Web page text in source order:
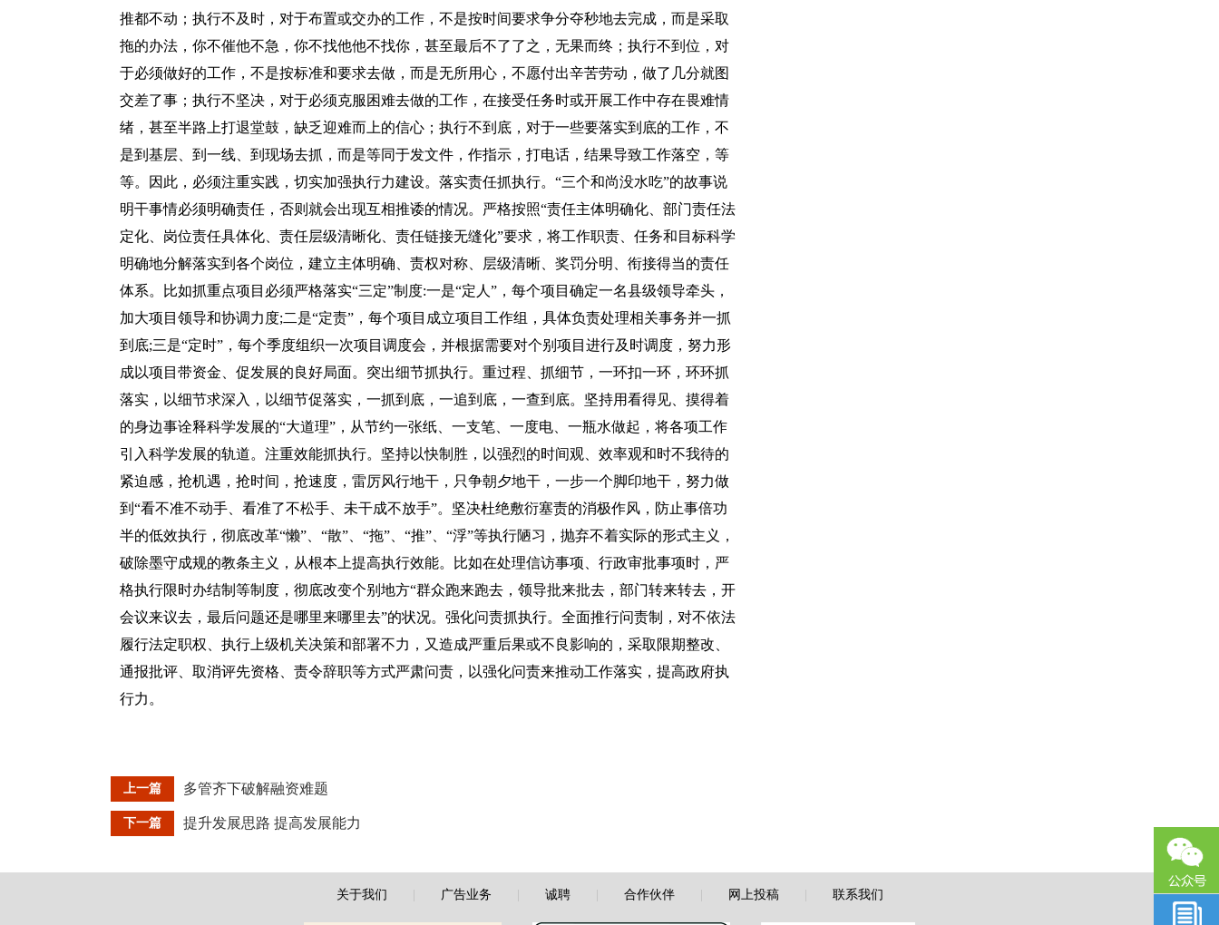
推都不动；执行不及时，对于布置或交办的工作，不是按时间要求争分夺秒地去完成，而是采取
拖的办法，你不催他不急，你不找他他不找你，甚至最后不了了之，无果而终；执行不到位，对
于必须做好的工作，不是按标准和要求去做，而是无所用心，不愿付出辛苦劳动，做了几分就图
交差了事；执行不坚决，对于必须克服困难去做的工作，在接受任务时或开展工作中存在畏难情
绪，甚至半路上打退堂鼓，缺乏迎难而上的信心；执行不到底，对于一些要落实到底的工作，不
是到基层、到一线、到现场去抓，而是等同于发文件，作指示，打电话，结果导致工作落空，等
等。因此，必须注重实践，切实加强执行力建设。落实责任抓执行。“三个和尚没水吃”的故事说
明干事情必须明确责任，否则就会出现互相推诿的情况。严格按照“责任主体明确化、部门责任法
定化、岗位责任具体化、责任层级清晰化、责任链接无缝化”要求，将工作职责、任务和目标科学
明确地分解落实到各个岗位，建立主体明确、责权对称、层级清晰、奖罚分明、衔接得当的责任
体系。比如抓重点项目必须严格落实“三定”制度:一是“定人”，每个项目确定一名县级领导牵头，
加大项目领导和协调力度;二是“定责”，每个项目成立项目工作组，具体负责处理相关事务并一抓
到底;三是“定时”，每个季度组织一次项目调度会，并根据需要对个别项目进行及时调度，努力形
成以项目带资金、促发展的良好局面。突出细节抓执行。重过程、抓细节，一环扣一环，环环抓
落实，以细节求深入，以细节促落实，一抓到底，一追到底，一查到底。坚持用看得见、摸得着
的身边事诠释科学发展的“大道理”，从节约一张纸、一支笔、一度电、一瓶水做起，将各项工作
引入科学发展的轨道。注重效能抓执行。坚持以快制胜，以强烈的时间观、效率观和时不我待的
紧迫感，抢机遇，抢时间，抢速度，雷厉风行地干，只争朝夕地干，一步一个脚印地干，努力做
到“看不准不动手、看准了不松手、未干成不放手”。坚决杜绝敷衍塞责的消极作风，防止事倍功
半的低效执行，彻底改革“懒”、“散”、“拖”、“推”、“浮”等执行陋习，抛弃不着实际的形式主义，
破除墨守成规的教条主义，从根本上提高执行效能。比如在处理信访事项、行政审批事项时，严
格执行限时办结制等制度，彻底改变个别地方“群众跑来跑去，领导批来批去，部门转来转去，开
会议来议去，最后问题还是哪里来哪里去”的状况。强化问责抓执行。全面推行问责制，对不依法
履行法定职权、执行上级机关决策和部署不力，又造成严重后果或不良影响的，采取限期整改、
通报批评、取消评先资格、责令辞职等方式严肃问责，以强化问责来推动工作落实，提高政府执
行力。
上一篇 多管齐下破解融资难题
下一篇 提升发展思路 提高发展能力
关于我们 广告业务 诚聘| 合作伙伴| 网上投稿| 联系我们